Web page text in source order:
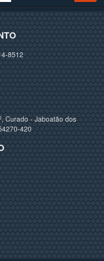
8512
Curado - Jaboatão dos
420